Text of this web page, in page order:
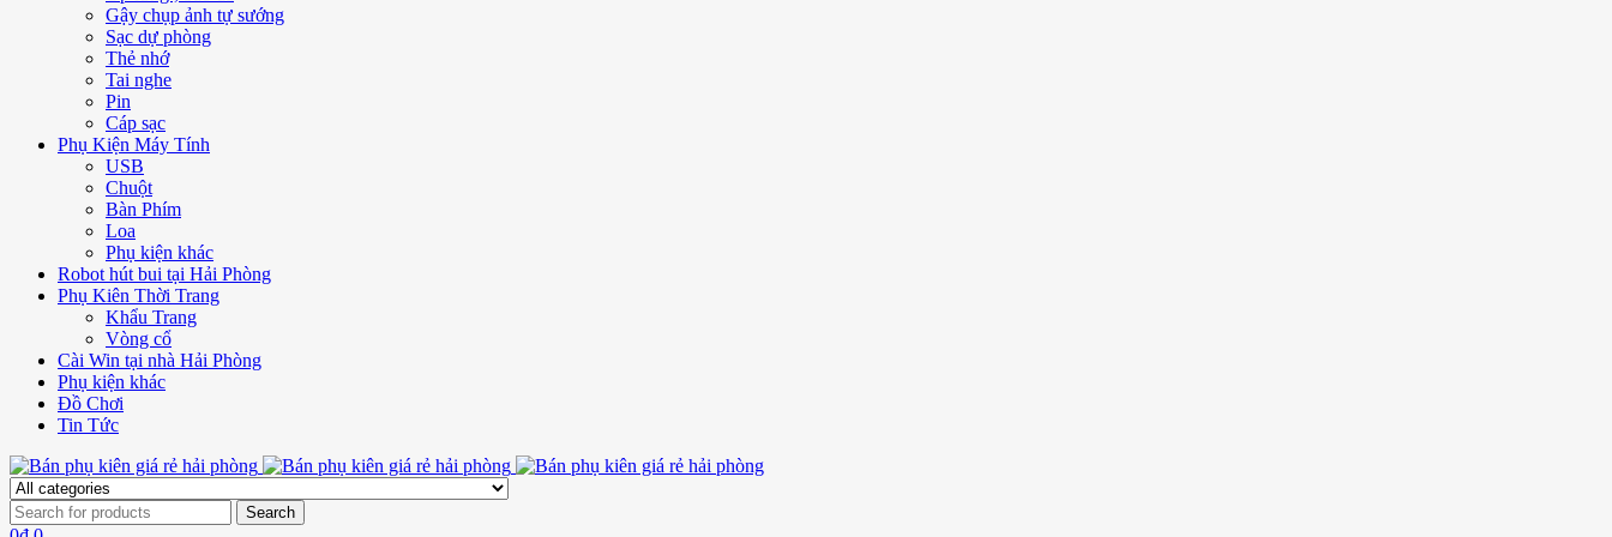
Gậy chụp ảnh tự sướng
Sạc dự phòng
Thẻ nhớ
Tai nghe
Pin
Cáp sạc
Phụ Kiện Máy Tính
USB
Chuột
Bàn Phím
Loa
Phụ kiện khác
Robot hút bui tại Hải Phòng
Phụ Kiên Thời Trang
Khẩu Trang
Vòng cổ
Cài Win tại nhà Hải Phòng
Phụ kiện khác
Đồ Chơi
Tin Tức